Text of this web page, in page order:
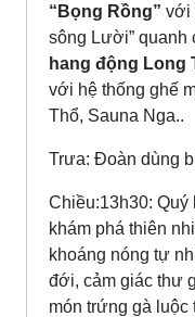
“Bọng Rồng” với
sông Lười” quanh
hang động Long
với hệ thống ghế
Thổ, Sauna Nga..
Trưa: Đoàn dùng
Chiều:13h30: Quý
khám phá thiên
khoáng nóng tự
đới, cảm giác thư
món trứng gà luộc